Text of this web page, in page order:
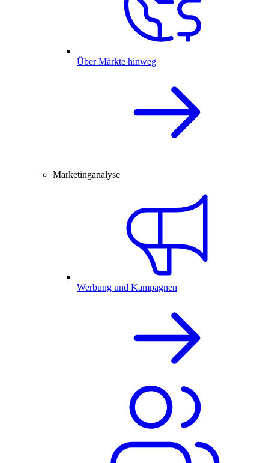
Über Märkte hinweg
Marketinganalyse
Werbung und Kampagnen